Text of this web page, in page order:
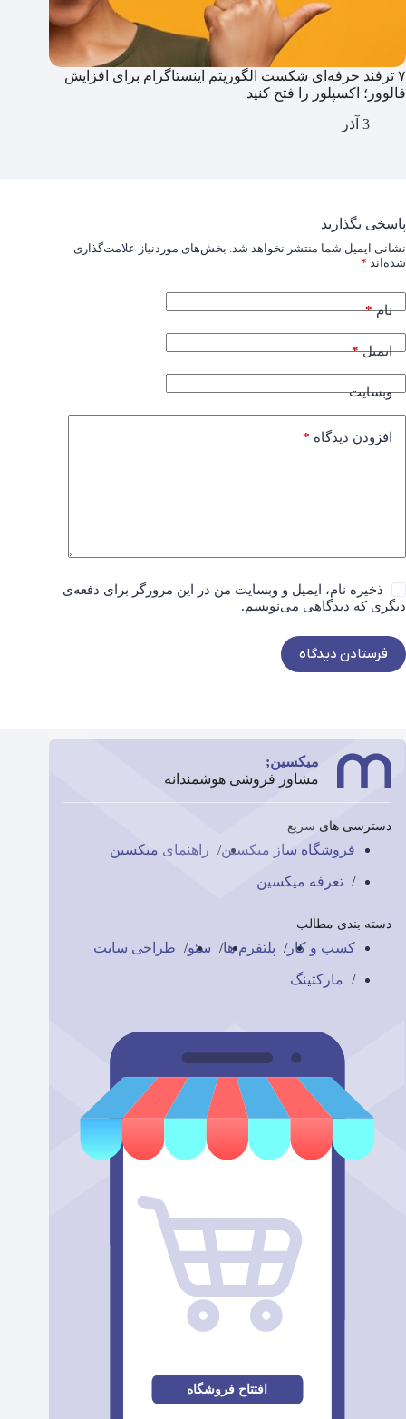
۷ ترفند حرفه‌ای شکست الگوریتم اینستاگرام برای افزایش
فالوور؛ اکسپلور را فتح کنید
3 آذر
پاسخی بگذارید
نشانی ایمیل شما منتشر نخواهد شد. بخش‌های موردنیاز علامت‌گذاری
شده‌اند *
نام*
ایمیل*
وبسایت
افزودن دیدگاه *
ذخیره نام، ایمیل و وبسایت من در این مرورگر برای دفعه‌ی
دیگری که دیدگاهی می‌نویسم.
فرستادن دیدگاه
میکسین;
مشاور فروشی هوشمندانه
دسترسی های سریع
فروشگاه ساز میکسین راهنمای میکسین
تعرفه میکسین
دسته بندی مطالب
کسب و کار پلتفرم ها سئو طراحی سایت
مارکتینگ
افتتاح فروشگاه